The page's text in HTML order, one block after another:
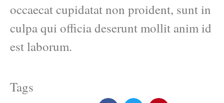
occaecat cupidatat non proident, sunt in
culpa qui officia deserunt mollit anim id
est laborum.
Tags